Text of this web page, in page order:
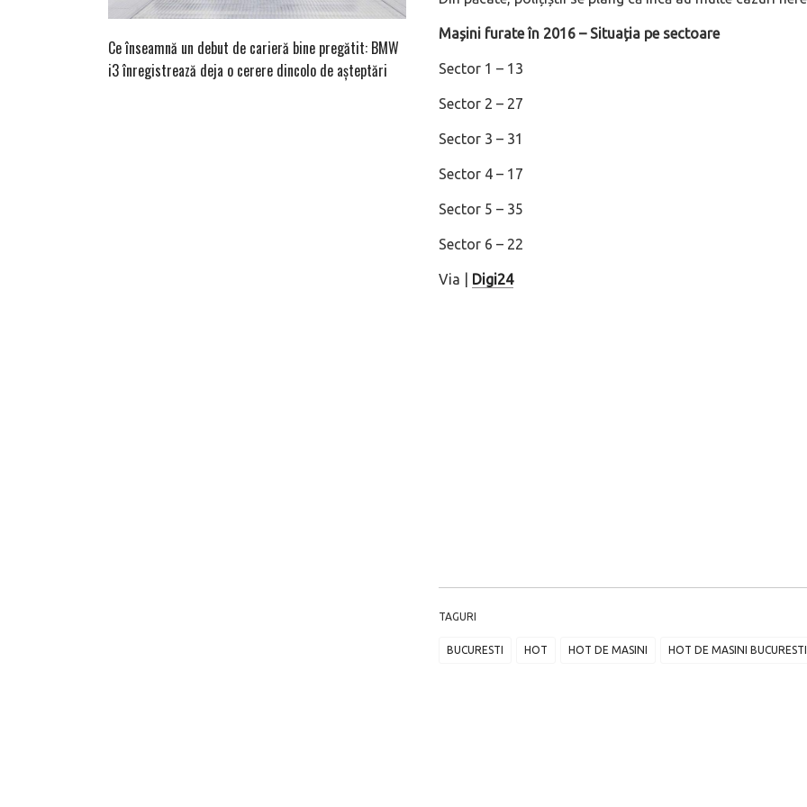
Mașini furate în 2016 – Situația pe sectoare
Sector 1 – 13
Sector 2 – 27
Sector 3 – 31
Sector 4 – 17
Sector 5 – 35
Sector 6 – 22
Via | Digi24
TAGURI
BUCURESTI HOT HOT DE MASINI HOT DE MASINI BUCURESTI
Ce înseamnă un debut de carieră bine pregătit: BMW
i3 înregistrează deja o cerere dincolo de așteptări
Versiune MINI Countryman încă nelansată oficial, dată
pe mâna fetelor în competiția off-road Rebelle Rally